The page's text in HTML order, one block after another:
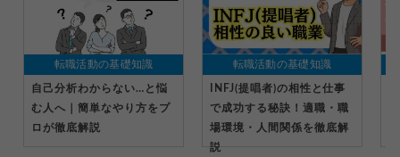
転職活動の基礎知識
自己分析わからない…と悩
む人へ｜簡単なやり方をプ
ロが徹底解説
転職活動の基礎知識
INFJ(提唱者)の相性と仕事
で成功する秘訣！適職・職
場環境・人間関係を徹底解
説